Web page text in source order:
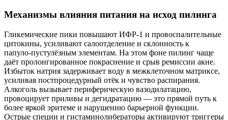
Механизмы влияния питания на исход пилинга
Гликемические пики повышают ИФР‑1 и провоспалительные
цитокины, усиливают салоотделение и склонность к
папуло‑пустулёзным элементам. На этом фоне пилинг чаще
даёт пролонгированное покраснение и срыв ремиссии акне.
Избыток натрия задерживает воду в межклеточном матриксе,
усиливая постпроцедурный отёк и чувство распирания.
Алкоголь вызывает периферическую вазодилатацию,
провоцирует приливы и дегидратацию — это прямой путь к
более яркой эритеме и нарушению барьерной функции.
Острые специи и гистаминолибераторы активируют триггеры